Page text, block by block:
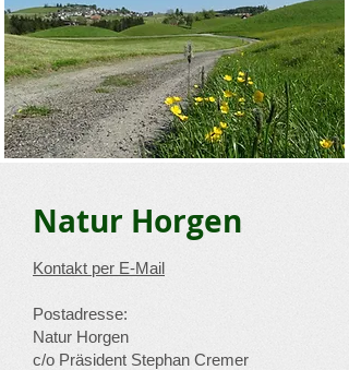
Natur Horgen
Kontakt per E-Mail
Postadresse:
Natur Horgen
c/o Präsident Stephan Cremer